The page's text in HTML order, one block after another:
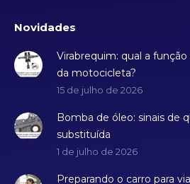
Novidades
Virabrequim: qual a
da motocicleta?
15 de julho de 2026
Bomba de óleo: sinais de
substituída
1 de julho de 2026
Preparando o carro para